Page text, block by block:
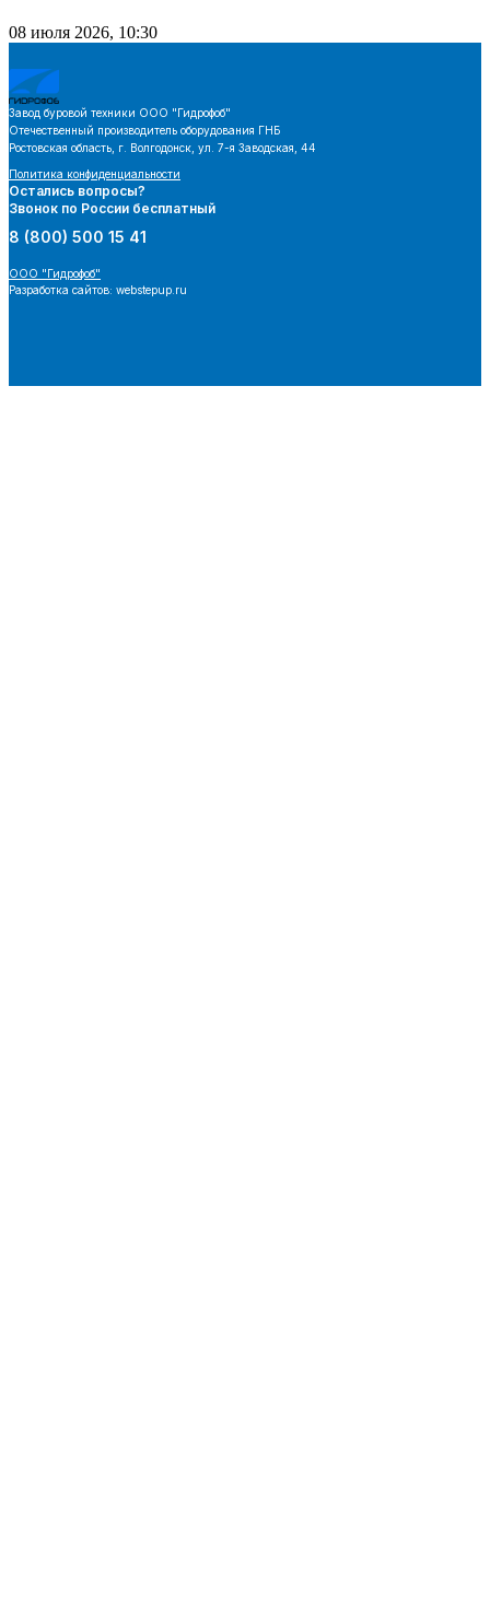
08 июля 2026, 10:30
Завод буровой техники ООО "Гидрофоб"
Отечественный производитель оборудования ГНБ
Ростовская область, г. Волгодонск, ул. 7-я Заводская, 44
Политика конфиденциальности
Остались вопросы?
Звонок по России бесплатный
8 (800) 500 15 41
ООО "Гидрофоб"
Разработка сайтов: webstepup.ru